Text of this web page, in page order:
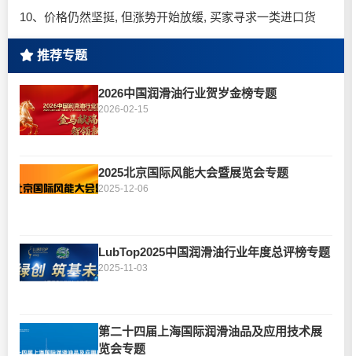
10、价格仍然坚挺, 但涨势开始放缓, 买家寻求一类进口货
推荐专题
2026中国润滑油行业贺岁金榜专题
2026-02-15
2025北京国际风能大会暨展览会专题
2025-12-06
LubTop2025中国润滑油行业年度总评榜专题
2025-11-03
第二十四届上海国际润滑油品及应用技术展
览会专题